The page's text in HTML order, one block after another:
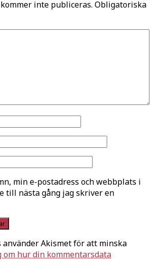
inte publiceras. Obligatoriska
min e-postadress och webbplats i
till nästa gång jag skriver en
Akismet för att minska
om hur din kommentarsdata